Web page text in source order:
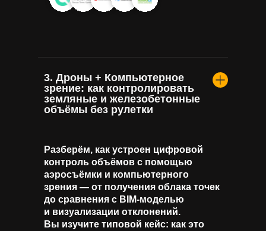
3. Дроны + Компьютерное
зрение: как контролировать
земляные и железобетонные
объёмы без рулетки
Разберём, как устроен цифровой
контроль объёмов с помощью
аэросъёмки и компьютерного
зрения — от получения облака точек
до сравнения с BIM-моделью
и визуализации отклонений.
Вы изучите типовой кейс: как это